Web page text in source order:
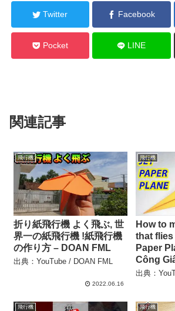
Twitter Facebook
Pocket LINE
関連記事
飛行機
折り紙飛行機 よく飛ぶ, 世
界一の紙飛行機 !紙飛行機
の作り方 – DOAN FML
出典：YouTube / DOAN FML
2022.06.16
飛行機
How to
that flies
Paper
Công
出典：
飛行機 飛行機